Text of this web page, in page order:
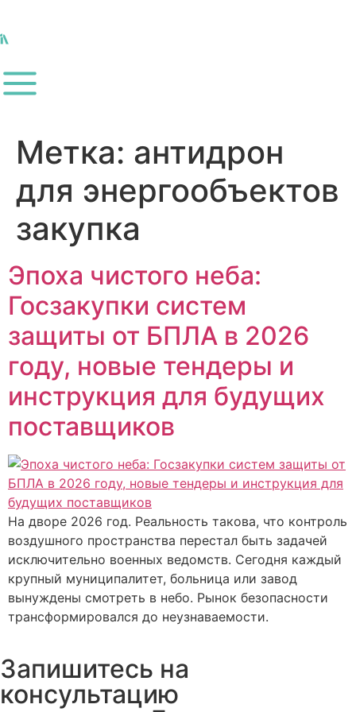
Метка: антидрон
для энергообъектов
закупка
Эпоха чистого неба:
Госзакупки систем
защиты от БПЛА в 2026
году, новые тендеры и
инструкция для будущих
поставщиков
На дворе 2026 год. Реальность такова, что контроль
воздушного пространства перестал быть задачей
исключительно военных ведомств. Сегодня каждый
крупный муниципалитет, больница или завод
вынуждены смотреть в небо. Рынок безопасности
трансформировался до неузнаваемости.
Запишитесь на
консультацию